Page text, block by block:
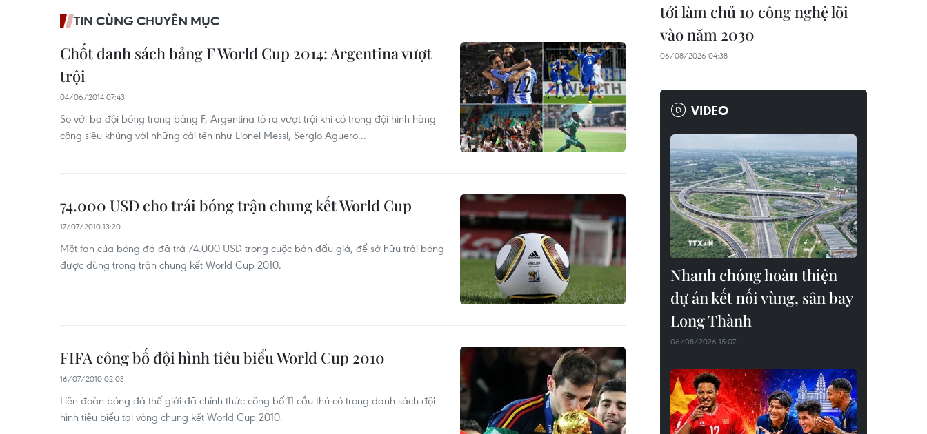
TIN CÙNG CHUYÊN MỤC
Chốt danh sách bảng F World Cup 2014: Argentina vượt
trội
04/06/2014 07:43
So với ba đội bóng trong bảng F, Argentina tỏ ra vượt trội khi có trong đội hình hàng
công siêu khủng với những cái tên như Lionel Messi, Sergio Aguero...
74.000 USD cho trái bóng trận chung kết World Cup
17/07/2010 13:20
Một fan của bóng đá đã trả 74.000 USD trong cuộc bán đấu giá, để sở hữu trái bóng
được dùng trong trận chung kết World Cup 2010.
FIFA công bố đội hình tiêu biểu World Cup 2010
16/07/2010 02:03
Liên đoàn bóng đá thế giới đã chính thức công bố 11 cầu thủ có trong danh sách đội
hình tiêu biểu tại vòng chung kết World Cup 2010.
tới làm chủ 10 công nghệ lõi
vào năm 2030
06/08/2026 04:38
VIDEO
Nhanh chóng hoàn thiện
dự án kết nối vùng, sân bay
Long Thành
06/08/2026 15:07